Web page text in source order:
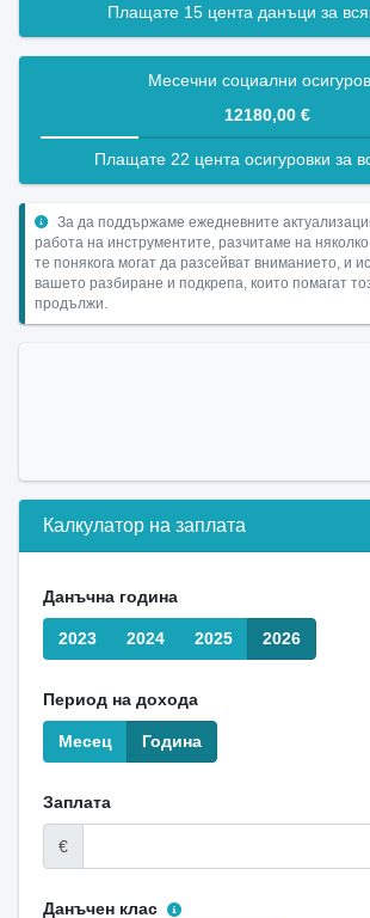
Плащате 15 цента данъци за
Месечни социални
12180,00 €
Плащате 22 цента осигуровки за
За да поддържаме ежедневните
работа на инструментите, разчитаме на
те понякога могат да разсейват вниманието, и
вашето разбиране и подкрепа, които помагат
продължи.
Калкулатор на заплата
Данъчна година
2023 2024 2025 2026
Период на дохода
Месец Година
Заплата
€
Данъчен клас